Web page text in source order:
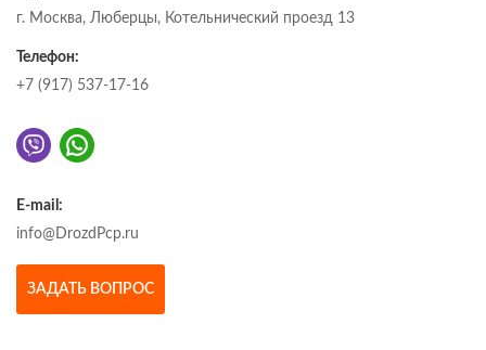
г. Москва, Люберцы, Котельнический проезд 13
Телефон:
+7 (917) 537-17-16
E-mail:
info@DrozdPcp.ru
ЗАДАТЬ ВОПРОС